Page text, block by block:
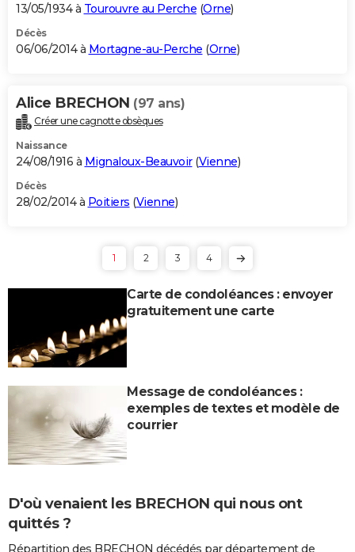
13/05/1934 à Tourouvre au Perche (Orne)
Décès
06/06/2014 à Mortagne-au-Perche (Orne)
Alice BRECHON (97 ans)
Créer une cagnotte obsèques
Naissance
24/08/1916 à Mignaloux-Beauvoir(Vienne)
Décès
28/02/2014 à Poitiers (Vienne)
1 2 3 4
Carte de condoléances : envoyer
gratuitement une carte
Message de condoléances :
exemples de textes et modèle de
courrier
D'où venaient les BRECHON qui nous ont
quittés ?
Répartition des BRECHON décédés par département de